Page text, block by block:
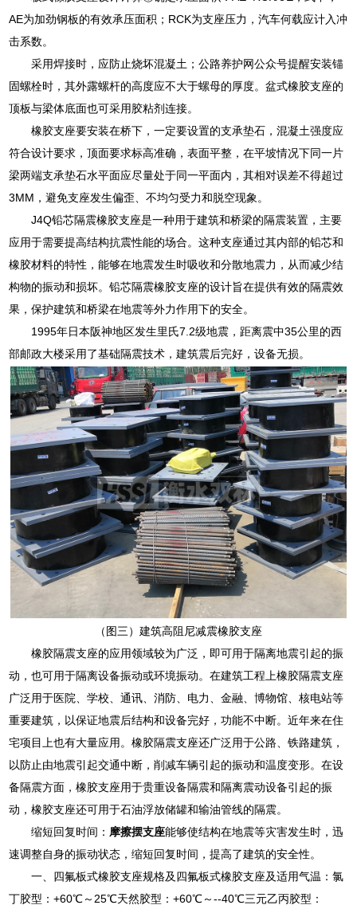
AE为加劲钢板的有效承压面积；RCK为支座压力，汽车何载应计入冲
击系数。
采用焊接时，应防止烧坏混凝土；公路养护网公众号提醒安装锚
固螺栓时，其外露螺杆的高度应不大于螺母的厚度。盆式橡胶支座的
顶板与梁体底面也可采用胶粘剂连接。
橡胶支座要安装在桥下，一定要设置的支承垫石，混凝土强度应
符合设计要求，顶面要求标高准确，表面平整，在平坡情况下同一片
梁两端支承垫石水平面应尽量处于同一平面内，其相对误差不得超过
3MM，避免支座发生偏歪、不均匀受力和脱空现象。
J4Q铅芯隔震橡胶支座是一种用于建筑和桥梁的隔震装置，主要
应用于需要提高结构抗震性能的场合。这种支座通过其内部的铅芯和
橡胶材料的特性，能够在地震发生时吸收和分散地震力，从而减少结
构物的振动和损坏。铅芯隔震橡胶支座的设计旨在提供有效的隔震效
果，保护建筑和桥梁在地震等外力作用下的安全。
1995年日本阪神地区发生里氏7.2级地震，距离震中35公里的西
部邮政大楼采用了基础隔震技术，建筑震后完好，设备无损。
（图三）建筑高阻尼减震橡胶支座
橡胶隔震支座的应用领域较为广泛，即可用于隔离地震引起的振
动，也可用于隔离设备振动或环境振动。在建筑工程上橡胶隔震支座
广泛用于医院、学校、通讯、消防、电力、金融、博物馆、核电站等
重要建筑，以保证地震后结构和设备完好，功能不中断。近年来在住
宅项目上也有大量应用。橡胶隔震支座还广泛用于公路、铁路建筑，
以防止由地震引起交通中断，削减车辆引起的振动和温度变形。在设
备隔震方面，橡胶支座用于贵重设备隔震和隔离震动设备引起的振
动，橡胶支座还可用于石油浮放储罐和输油管线的隔震。
缩短回复时间： 摩擦摆支座能够使结构在地震等灾害发生时，迅
速调整自身的振动状态，缩短回复时间，提高了建筑的安全性。
一、四氟板式橡胶支座规格及四氟板式橡胶支座及适用气温：氯
丁胶型：+60℃～25℃天然胶型：+60℃～--40℃三元乙丙胶型：